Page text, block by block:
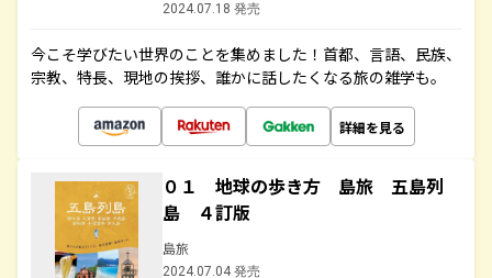
2024.07.18 発売
今こそ学びたい世界のことを集めました！首都、言語、民族、
宗教、特長、現地の挨拶、誰かに話したくなる旅の雑学も。
詳細を見る
０１ 地球の歩き方 島旅 五島列
島 ４訂版
島旅
2024.07.04 発売